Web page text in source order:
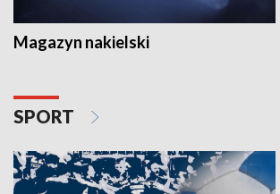
Magazyn nakielski
SPORT